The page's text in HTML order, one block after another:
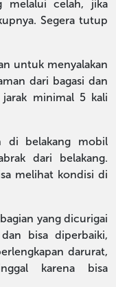
melalui celah, jika
Segera tutup
untuk menyalakan
dari bagasi dan
minimal 5 kali
di belakang mobil
dari belakang.
melihat kondisi di
yang dicurigai
bisa diperbaiki,
darurat,
karena bisa